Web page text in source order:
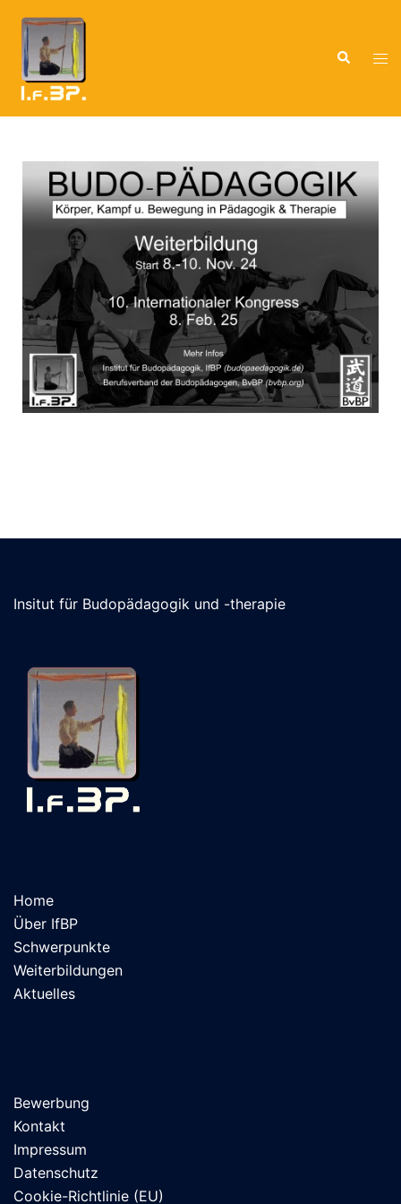
Insitut für Budopädagogik und -therapie
Home
Über IfBP
Schwerpunkte
Weiterbildungen
Aktuelles
Bewerbung
Kontakt
Impressum
Datenschutz
Cookie-Richtlinie (EU)